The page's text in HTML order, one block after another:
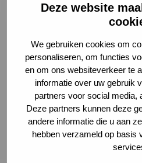
Deze website
We gebruiken cookies om
personaliseren, om functies
en om ons websiteverkeer te
informatie over uw gebruik
partners voor social media,
Deze partners kunnen deze
andere informatie die u aan
hebben verzameld op basis
2
Volledige omschrijving*